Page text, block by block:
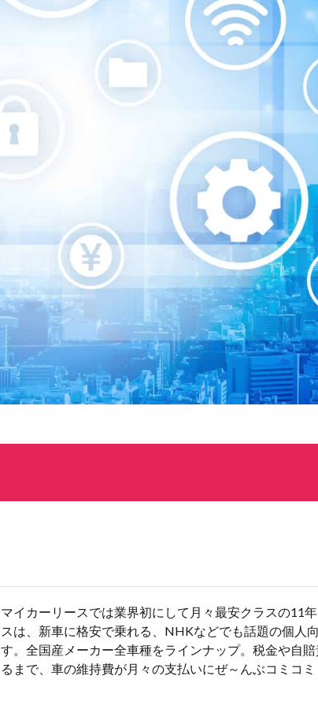
マイカーリースでは業界初にして月々最安クラスの11
スは、新車に格安で乗れる、NHKなどでも話題の個人
す。全国産メーカー全車種をラインナップ。税金や自
るまで、車の維持費が月々の支払いにぜ～んぶコミコミ